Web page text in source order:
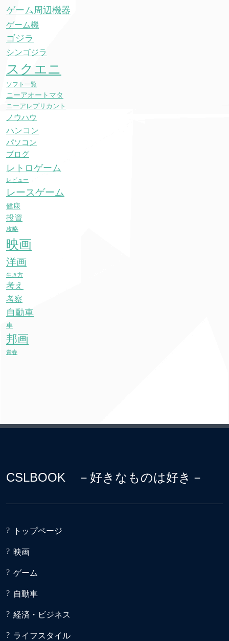
ゲーム周辺機器
ゲーム機
ゴジラ
シンゴジラ
スクエニ
ソフト一覧
ニーアオートマタ
ニーアレプリカント
ノウハウ
ハンコン
パソコン
ブログ
レトロゲーム
レビュー
レースゲーム
健康
投資
攻略
映画
洋画
生き方
考え
考察
自動車
車
邦画
青春
CSLBOOK －好きなものは好き－
トップページ
映画
ゲーム
自動車
経済・ビジネス
ライフスタイル